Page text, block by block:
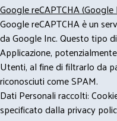
Google reCAPTCHA (Google
Google reCAPTCHA è un
da Google Inc. Questo tipo
Applicazione,
Utenti, al fine di filtrarlo da
riconosciuti come SPAM.
Dati Personali raccolti:
specificato dalla privacy